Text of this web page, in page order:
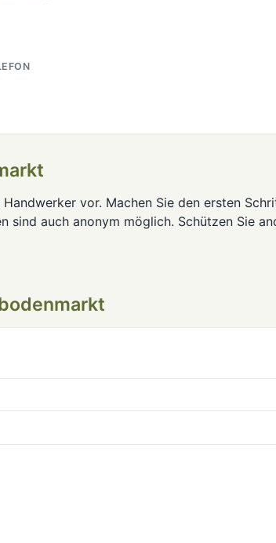
vor. Machen Sie den ersten
sind auch anonym möglich. Schützen Sie